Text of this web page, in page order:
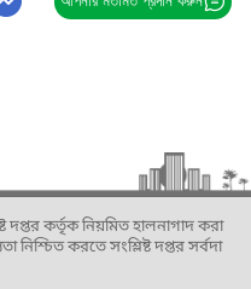
দপ্তর কর্তৃক নিয়মিত হালনাগাদ করা
নিশ্চিত করতে সংশ্লিষ্ট দপ্তর সর্বদা